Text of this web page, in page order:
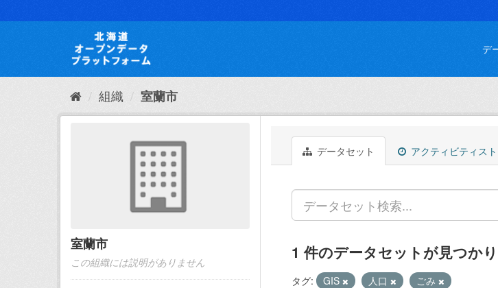
キ
て
デ
組織 室蘭市
室蘭市
この組織には説明がありません
データセット アクティビティス
1 件のデータセットが見つか
タグ: GIS 人口 ごみ